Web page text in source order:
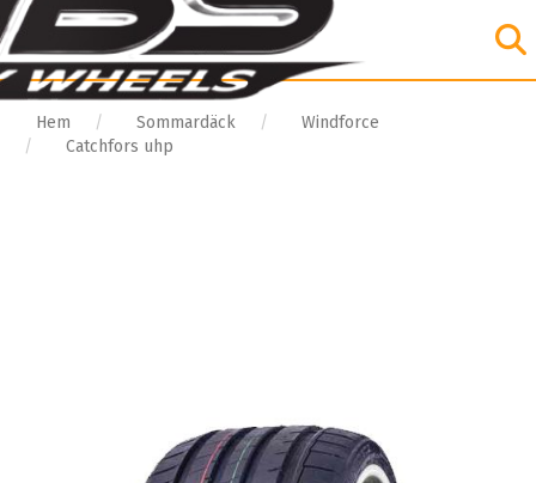
Hem Sommardäck
Windforce
Catchfors uhp